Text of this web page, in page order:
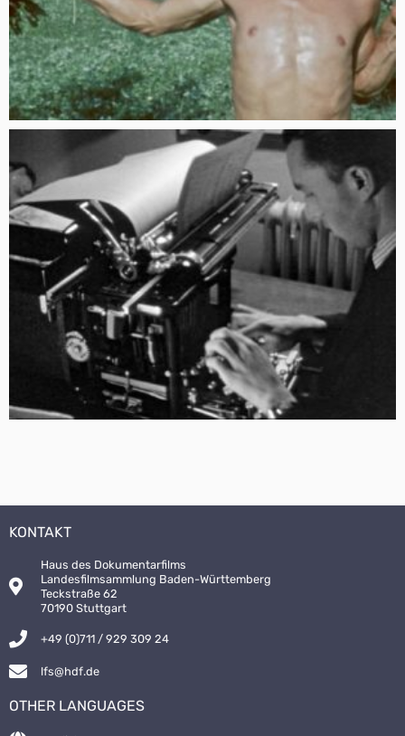
KONTAKT
Haus des Dokumentarfilms
Landesfilmsammlung Baden-Württemberg
Teckstraße 62
70190 Stuttgart
+49 (0)711 / 929 309 24
lfs@hdf.de
OTHER LANGUAGES